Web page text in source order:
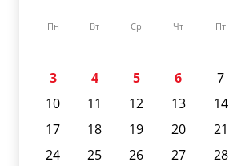
Пн Вт Ср Чт Пт
3
4 5 6 7
10
11 12 13 14
17
18 19 20 21
24
25 26 27 28